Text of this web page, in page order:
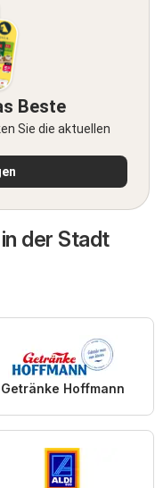
Beste
Sie die aktuellen
der Stadt
Getränke Hoffmann